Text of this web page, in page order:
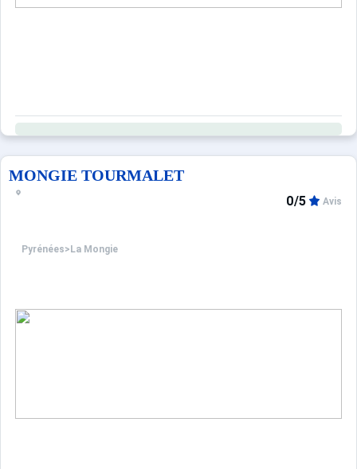
MONGIE TOURMALET
Pyrénées> La Mongie
0/5 Avis